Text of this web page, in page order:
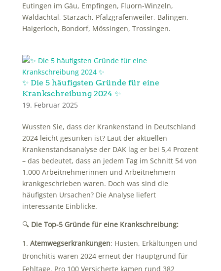
Eutingen im Gäu, Empfingen, Fluorn-Winzeln,
Waldachtal, Starzach, Pfalzgrafenweiler, Balingen,
Haigerloch, Bondorf, Mössingen, Trossingen.
✨ Die 5 häufigsten Gründe für eine
Krankschreibung 2024 ✨
19. Februar 2025
Wussten Sie, dass der Krankenstand in Deutschland
2024 leicht gesunken ist? Laut der aktuellen
Krankenstandsanalyse der DAK lag er bei 5,4 Prozent
– das bedeutet, dass an jedem Tag im Schnitt 54 von
1.000 Arbeitnehmerinnen und Arbeitnehmern
krankgeschrieben waren. Doch was sind die
häufigsten Ursachen? Die Analyse liefert
interessante Einblicke.
🔍 Die Top-5 Gründe für eine Krankschreibung:
Atemwegserkrankungen: Husten, Erkältungen und
Bronchitis waren 2024 erneut der Hauptgrund für
Fehltage. Pro 100 Versicherte kamen rund 382